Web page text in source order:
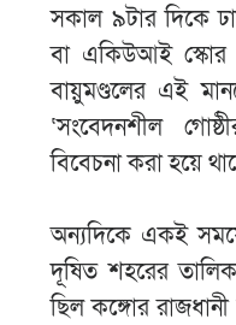
সকাল ৯টার দিকে
বা একিউআই স্কোর
বায়ুমণ্ডলের এই
‘সংবেদনশীল
বিবেচনা করা হয়ে
অন্যদিকে একই
দূষিত শহরের
ছিল কঙ্গোর